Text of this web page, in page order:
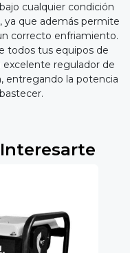
cualquier condición
ya que además permite
correcto enfriamiento.
todos tus equipos de
excelente regulador de
entregando la potencia